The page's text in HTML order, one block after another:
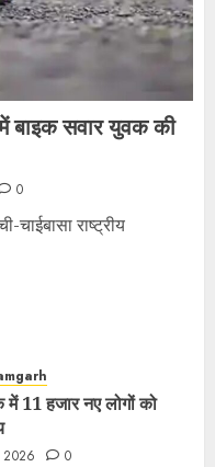
बाइक सवार युवक की
0
राष्ट्रीय
में 11 हजार नए लोगों को
2026 0